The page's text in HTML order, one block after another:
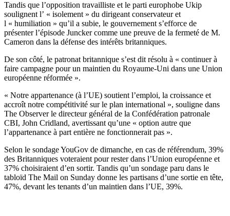
Tandis que l’opposition travailliste et le parti europhobe Ukip
soulignent l’ « isolement » du dirigeant conservateur et
l « humiliation » qu’il a subie, le gouvernement s’efforce de
présenter l’épisode Juncker comme une preuve de la fermeté de M.
Cameron dans la défense des intérêts britanniques.
De son côté, le patronat britannique s’est dit résolu à « continuer à
faire campagne pour un maintien du Royaume-Uni dans une Union
européenne réformée ».
« Notre appartenance (à l’UE) soutient l’emploi, la croissance et
accroît notre compétitivité sur le plan international », souligne dans
The Observer le directeur général de la Confédération patronale
CBI, John Cridland, avertissant qu’une « option autre que
l’appartenance à part entière ne fonctionnerait pas ».
Selon le sondage YouGov de dimanche, en cas de référendum, 39%
des Britanniques voteraient pour rester dans l’Union européenne et
37% choisiraient d’en sortir. Tandis qu’un sondage paru dans le
tabloïd The Mail on Sunday donne les partisans d’une sortie en tête,
47%, devant les tenants d’un maintien dans l’UE, 39%.